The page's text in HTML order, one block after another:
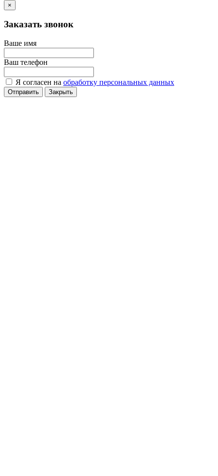
×
Заказать звонок
Ваше имя
Ваш телефон
Я согласен на обработку персональных данных
Отправить Закрыть